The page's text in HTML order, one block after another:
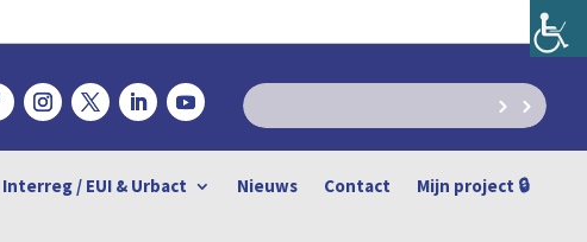
Interreg / EUI & Urbact Nieuws Contact
Mijn project 🔒